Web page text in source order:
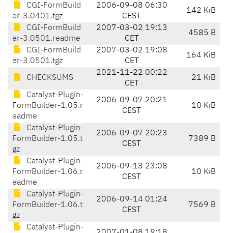
CGI-FormBuild
er-3.0401.tgz
2006-09-08 06:30
CEST
142 KiB
CGI-FormBuild
er-3.0501.readme
2007-03-02 19:13
CET
4585 B
CGI-FormBuild
er-3.0501.tgz
2007-03-02 19:08
CET
164 KiB
CHECKSUMS
2021-11-22 00:22
CET
21 KiB
Catalyst-Plugin-
FormBuilder-1.05.r
eadme
2006-09-07 20:21
CEST
10 KiB
Catalyst-Plugin-
FormBuilder-1.05.t
gz
2006-09-07 20:23
CEST
7389 B
Catalyst-Plugin-
FormBuilder-1.06.r
eadme
2006-09-13 23:08
CEST
10 KiB
Catalyst-Plugin-
FormBuilder-1.06.t
gz
2006-09-14 01:24
CEST
7569 B
Catalyst-Plugin-